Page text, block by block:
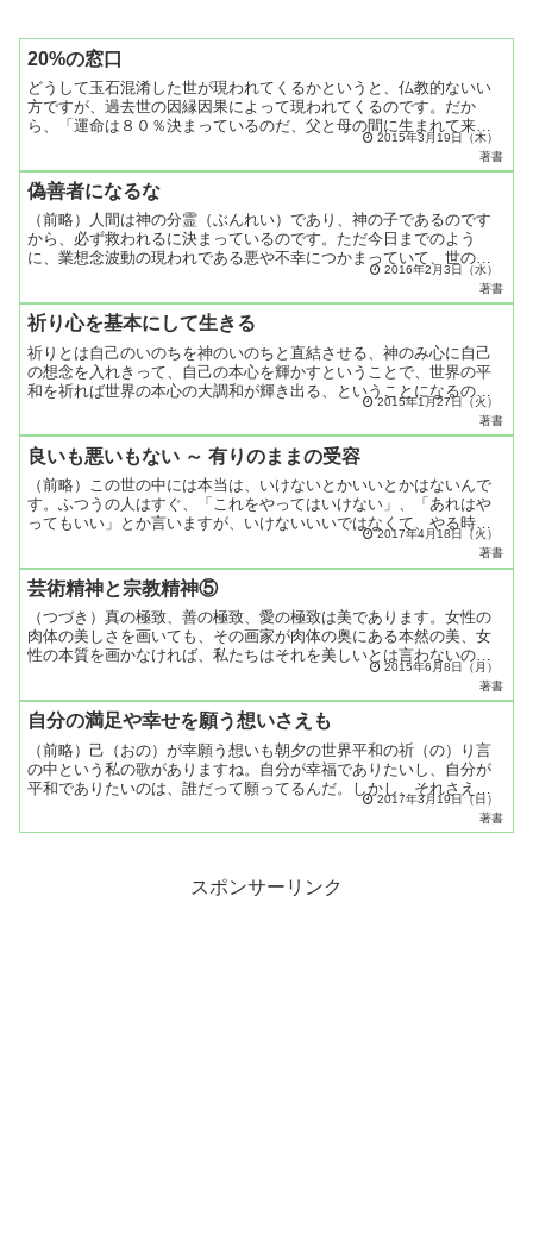
20%の窓口
どうして玉石混淆した世が現われてくるかというと、仏教的ないい
方ですが、過去世の因縁因果によって現われてくるのです。だか
ら、「運命は８０％決まっているのだ、父と母の間に生まれて来た
時は、すでにその児の運命は８０％決まっている、あとの２０％の
2015年3月19日（木）
著書
偽善者になるな
（前略）人間は神の分霊（ぶんれい）であり、神の子であるのです
から、必ず救われるに決まっているのです。ただ今日までのよう
に、業想念波動の現われである悪や不幸につかまっていて、世の中
は悪い、不幸な世界だ、というように思いつづけていたり、消えて
2016年2月3日（水）
著書
祈り心を基本にして生きる
祈りとは自己のいのちを神のいのちと直結させる、神のみ心に自己
の想念を入れきって、自己の本心を輝かすということで、世界の平
和を祈れば世界の本心の大調和が輝き出る、ということになるので
ある。そういう祈り心を基本にして、そこから諸々の事柄を行な
2015年1月27日（火）
著書
良いも悪いもない ～ 有りのままの受容
（前略）この世の中には本当は、いけないとかいいとかはないんで
す。ふつうの人はすぐ、「これをやってはいけない」、「あれはや
ってもいい」とか言いますが、いけないいいではなくて、やる時に
はやってしまうんです。いけないとかいいとか言ったって、やっ
2017年4月18日（火）
著書
芸術精神と宗教精神⑤
（つづき）真の極致、善の極致、愛の極致は美であります。女性の
肉体の美しさを画いても、その画家が肉体の奥にある本然の美、女
性の本質を画かなければ、私たちはそれを美しいとは言わないので
す。それは五感の美しさ、消えてゆくはかない美しさであり、天
2015年6月8日（月）
著書
自分の満足や幸せを願う想いさえも
（前略）己（おの）が幸願う想いも朝夕の世界平和の祈（の）り言
の中という私の歌がありますね。自分が幸福でありたいし、自分が
平和でありたいのは、誰だって願ってるんだ。しかし、それさえも
世界平和の祈り言の中に入れてゆけば、世界の平和と同時に、自
2017年3月19日（日）
著書
スポンサーリンク